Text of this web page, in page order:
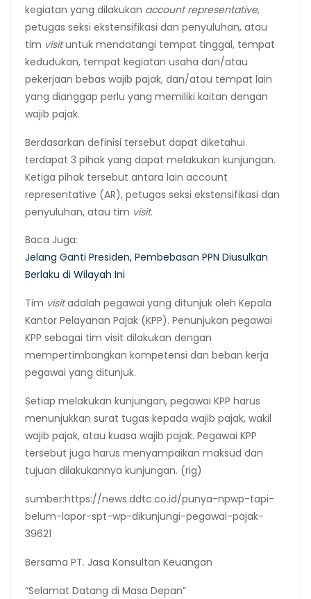
kegiatan yang dilakukan account representative,
petugas seksi ekstensifikasi dan penyuluhan, atau
tim visituntuk mendatangi tempat tinggal, tempat
kedudukan, tempat kegiatan usaha dan/atau
pekerjaan bebas wajib pajak, dan/atau tempat lain
yang dianggap perlu yang memiliki kaitan dengan
wajib pajak.
Berdasarkan definisi tersebut dapat diketahui
terdapat 3 pihak yang dapat melakukan kunjungan.
Ketiga pihak tersebut antara lain account
representative (AR), petugas seksi ekstensifikasi dan
penyuluhan, atau tim visit.
Baca Juga:
Jelang Ganti Presiden, Pembebasan PPN Diusulkan
Berlaku di Wilayah Ini
Tim visitadalah pegawai yang ditunjuk oleh Kepala
Kantor Pelayanan Pajak (KPP). Penunjukan pegawai
KPP sebagai tim visit dilakukan dengan
mempertimbangkan kompetensi dan beban kerja
pegawai yang ditunjuk.
Setiap melakukan kunjungan, pegawai KPP harus
menunjukkan surat tugas kepada wajib pajak, wakil
wajib pajak, atau kuasa wajib pajak. Pegawai KPP
tersebut juga harus menyampaikan maksud dan
tujuan dilakukannya kunjungan. (rig)
sumber:https://news.ddtc.co.id/punya-npwp-tapi-
belum-lapor-spt-wp-dikunjungi-pegawai-pajak-
39621
Bersama PT. Jasa Konsultan Keuangan
“Selamat Datang di Masa Depan”